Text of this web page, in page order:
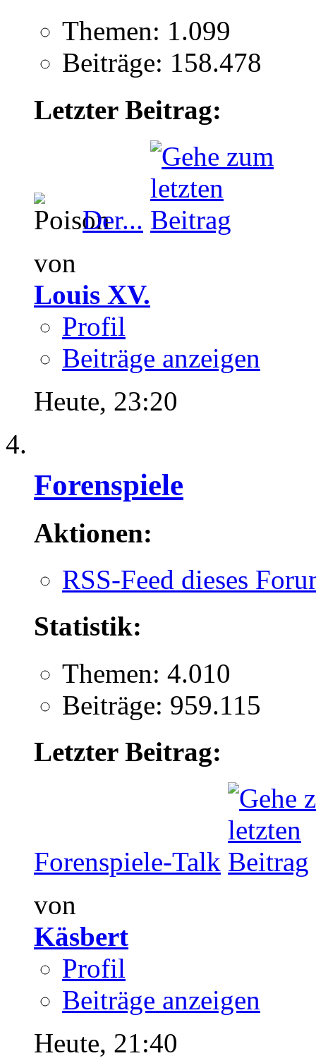
Themen: 1.099
Beiträge: 158.478
Letzter Beitrag:
Der...
von
Louis XV.
Profil
Beiträge anzeigen
Heute, 23:20
Forenspiele
Aktionen:
RSS-Feed dieses
Statistik:
Themen: 4.010
Beiträge: 959.115
Letzter Beitrag:
Forenspiele-Talk
von
Käsbert
Profil
Beiträge anzeigen
Heute, 21:40